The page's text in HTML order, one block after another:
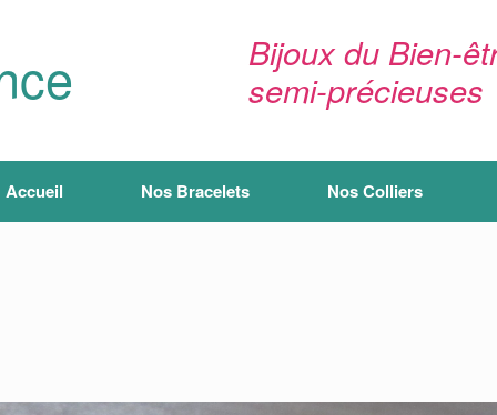
Bijoux du Bien-
semi-précieuses
Accueil Nos Bracelets Nos Colliers